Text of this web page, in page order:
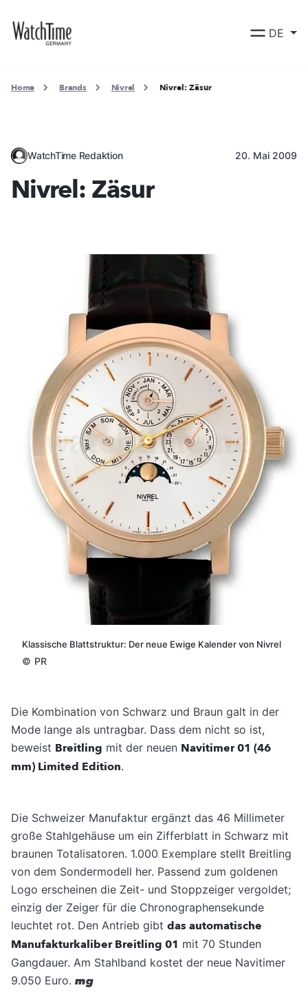
DE
Home Brands Nivrel Nivrel: Zäsur
WatchTime Redaktion 20. Mai 2009
Nivrel: Zäsur
Klassische Blattstruktur: Der neue Ewige Kalender von Nivrel
© PR
Die Kombination von Schwarz und Braun galt in der
Mode lange als untragbar. Dass dem nicht so ist,
beweist Breitling mit der neuen Navitimer 01 (46
mm) Limited Edition.
Die Schweizer Manufaktur ergänzt das 46 Millimeter
große Stahlgehäuse um ein Zifferblatt in Schwarz mit
braunen Totalisatoren. 1.000 Exemplare stellt Breitling
von dem Sondermodell her. Passend zum goldenen
Logo erscheinen die Zeit- und Stoppzeiger vergoldet;
einzig der Zeiger für die Chronographensekunde
leuchtet rot. Den Antrieb gibt das automatische
Manufakturkaliber Breitling 01 mit 70 Stunden
Gangdauer. Am Stahlband kostet der neue Navitimer
9.050 Euro. mg